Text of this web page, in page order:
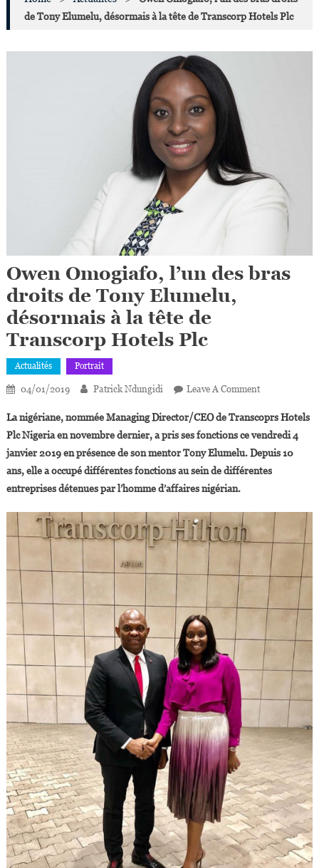
de Tony Elumelu, désormais à la tête de Transcorp Hotels Plc
Owen Omogiafo, l’un des bras
droits de Tony Elumelu,
désormais à la tête de
Transcorp Hotels Plc
Actualités Portrait
04/01/2019 Patrick Ndungidi Leave A CommentOn
Omogiafo,
L’un
Des
Bras
Tony
Elumelu,
Désormais
Tête
De
Transcorp
Hotels
Plc
La nigériane, nommée Managing Director/CEO de Transcoprs Hotels
Plc Nigeria en novembre dernier, a pris ses fonctions ce vendredi 4
janvier 2019 en présence de son mentor Tony Elumelu. Depuis 10
ans, elle a occupé différentes fonctions au sein de différentes
entreprises détenues par l’homme d’affaires nigérian.